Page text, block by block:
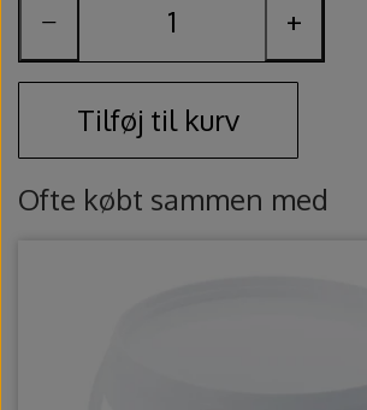
Sikkerhed
Udstikkere og bogstaver
− +
Tilføj til kurv
Ofte købt sammen med